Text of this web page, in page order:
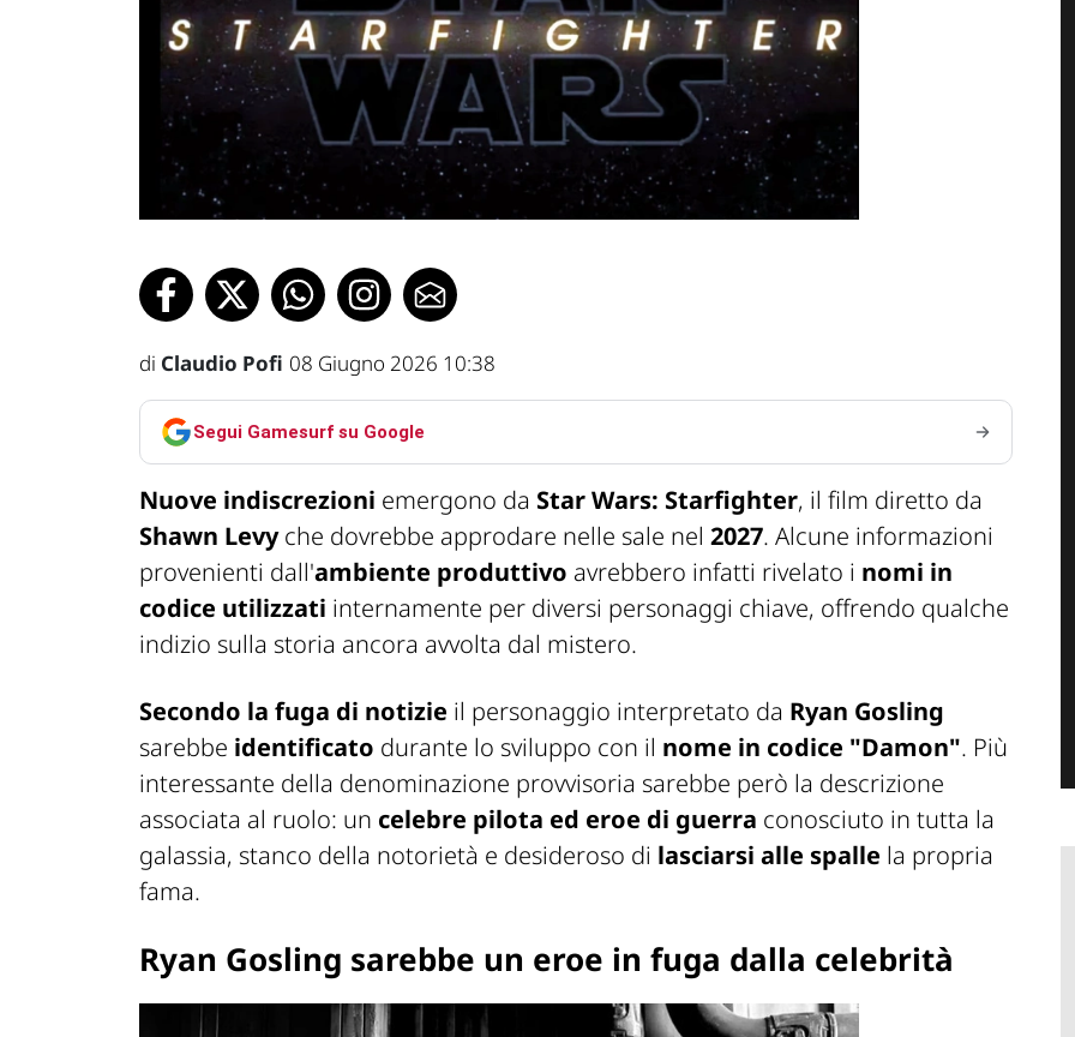
di Claudio Pofi 08 Giugno 2026 10:38
Segui Gamesurf su Google
Nuove indiscrezioni emergono da Star Wars: Starfighter, il film diretto da
Shawn Levyche dovrebbe approdare nelle sale nel 2027. Alcune informazioni
provenienti dall'ambiente produttivo avrebbero infatti rivelato i nomi in
codice utilizzati internamente per diversi personaggi chiave, offrendo qualche
indizio sulla storia ancora avvolta dal mistero.
Secondo la fuga di notizie il personaggio interpretato da Ryan Gosling
sarebbe identificato durante lo sviluppo con il nome in codice "Damon". Più
interessante della denominazione provvisoria sarebbe però la descrizione
associata al ruolo: un celebre pilota ed eroe di guerra conosciuto in tutta la
galassia, stanco della notorietà e desideroso di lasciarsi alle spalle la propria
fama.
Ryan Gosling sarebbe un eroe in fuga dalla celebrità